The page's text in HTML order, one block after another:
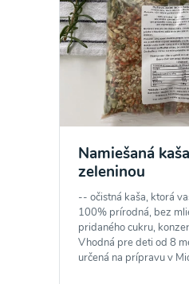
Namiešaná
zeleninou
-- očistná kaša, ktorá
100% prírodná, bez
pridaného cukru,
Vhodná pre deti od 8
určená na prípravu v